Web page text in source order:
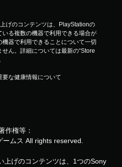
げのコンテンツは、PlayStationの
る複数の機器で利用できる場合が
器で利用できることについて一切
ん。詳細については最新の“Store
要な健康情報について
作権等：
ムス All rights reserved.
げのコンテンツは、1つのSony